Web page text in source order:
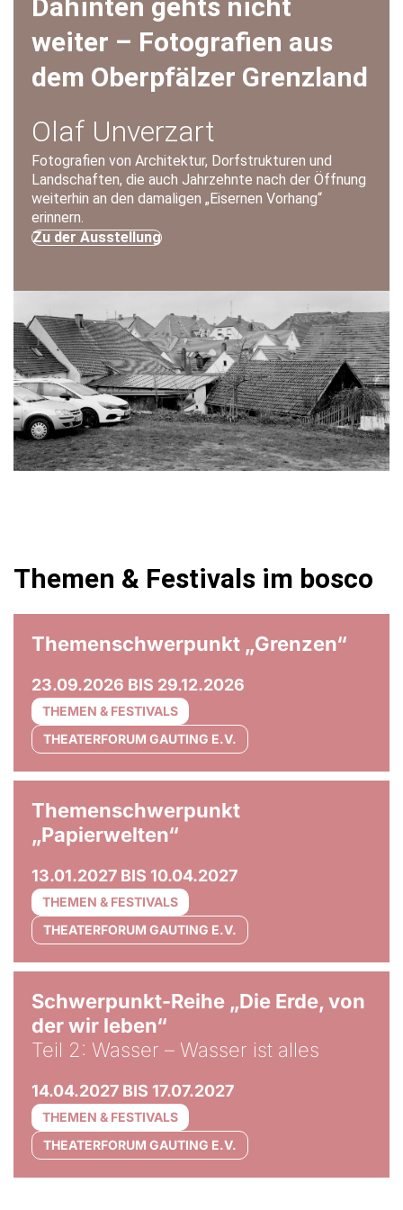
Dahinten gehts nicht
weiter – Fotografien aus
dem Oberpfälzer Grenzland
Olaf Unverzart
Fotografien von Architektur, Dorfstrukturen und
Landschaften, die auch Jahrzehnte nach der Öffnung
weiterhin an den damaligen „Eisernen Vorhang“
erinnern.
Zu der Ausstellung
Themen & Festivals im bosco
Themenschwerpunkt „Grenzen“
23.09.2026 BIS 29.12.2026
THEMEN & FESTIVALS
THEATERFORUM GAUTING E.V.
© Anna Maria Bellmann
Themenschwerpunkt
„Papierwelten“
13.01.2027 BIS 10.04.2027
THEMEN & FESTIVALS
THEATERFORUM GAUTING E.V.
© Tom Hegen
Schwerpunkt-Reihe „Die Erde, von
der wir leben“
Teil 2: Wasser – Wasser ist alles
14.04.2027 BIS 17.07.2027
THEMEN & FESTIVALS
THEATERFORUM GAUTING E.V.